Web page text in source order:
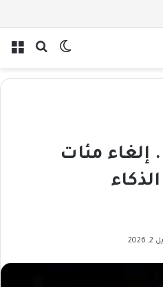
في مدرسة البحر مع غسان المزيدي
بحثالوضع
إلغاء مئات